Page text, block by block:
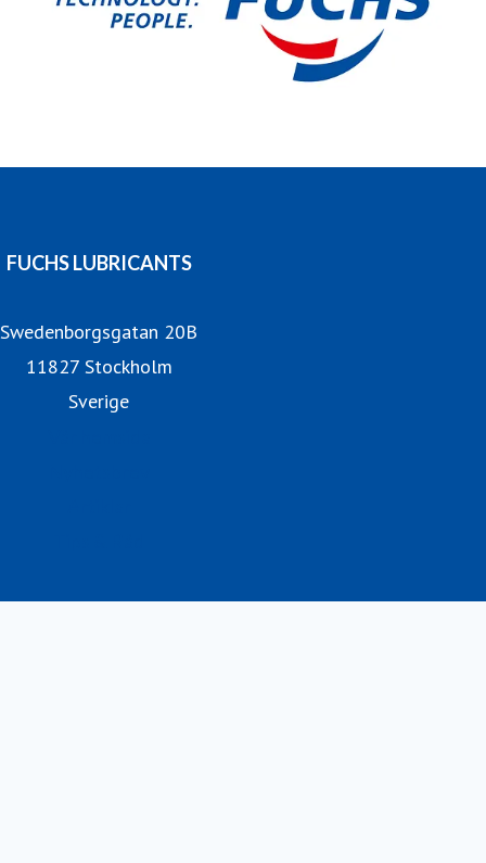
fokus.
FUCHS LUBRICANTS
Swedenborgsgatan 20B
11827 Stockholm
Sverige